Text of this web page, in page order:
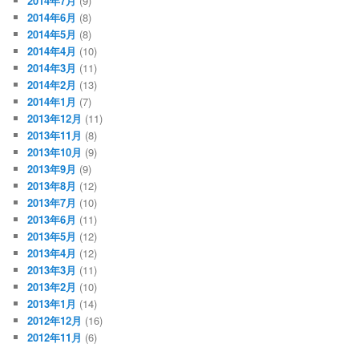
2014年6月 (8)
2014年5月 (8)
2014年4月 (10)
2014年3月 (11)
2014年2月 (13)
2014年1月 (7)
2013年12月 (11)
2013年11月 (8)
2013年10月 (9)
2013年9月 (9)
2013年8月 (12)
2013年7月 (10)
2013年6月 (11)
2013年5月 (12)
2013年4月 (12)
2013年3月 (11)
2013年2月 (10)
2013年1月 (14)
2012年12月 (16)
2012年11月 (6)